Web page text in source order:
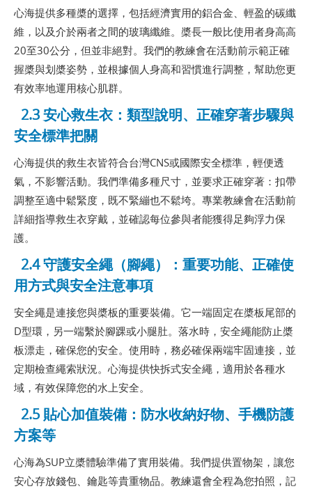
心海提供多種槳的選擇，包括經濟實用的鋁合金、輕盈的碳纖
維，以及介於兩者之間的玻璃纖維。槳長一般比使用者身高高
20至30公分，但並非絕對。我們的教練會在活動前示範正確
握槳與划槳姿勢，並根據個人身高和習慣進行調整，幫助您更
有效率地運用核心肌群。
2.3 安心救生衣：類型說明、正確穿著步驟與
安全標準把關
心海提供的救生衣皆符合台灣CNS或國際安全標準，輕便透
氣，不影響活動。我們準備多種尺寸，並要求正確穿著：扣帶
調整至適中鬆緊度，既不緊繃也不鬆垮。專業教練會在活動前
詳細指導救生衣穿戴，並確認每位參與者能獲得足夠浮力保
護。
2.4 守護安全繩（腳繩）：重要功能、正確使
用方式與安全注意事項
安全繩是連接您與槳板的重要裝備。它一端固定在槳板尾部的
D型環，另一端繫於腳踝或小腿肚。落水時，安全繩能防止槳
板漂走，確保您的安全。使用時，務必確保兩端牢固連接，並
定期檢查繩索狀況。心海提供快拆式安全繩，適用於各種水
域，有效保障您的水上安全。
2.5 貼心加值裝備：防水收納好物、手機防護
方案等
心海為SUP立槳體驗準備了實用裝備。我們提供置物架，讓您
安心存放錢包、鑰匙等貴重物品。教練還會全程為您拍照，記